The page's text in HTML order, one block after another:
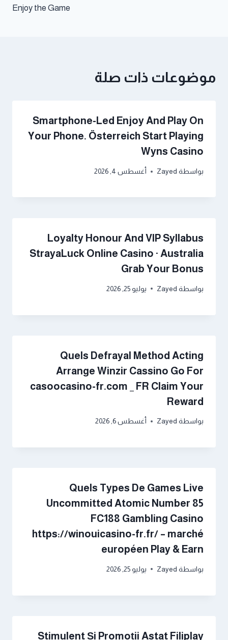
Enjoy the Game
موضوعات ذات صلة
Smartphone-Led Enjoy And Play On
Your Phone. Österreich Start Playing
Wyns Casino
بواسطة Zayed أغسطس 4, 2026
Loyalty Honour And VIP Syllabus
StrayaLuck Online Casino · Australia
Grab Your Bonus
بواسطة Zayed يوليو 25, 2026
Quels Defrayal Method Acting
Arrange Winzir Cassino Go For
casoocasino-fr.com _ FR Claim Your
Reward
بواسطة Zayed أغسطس 6, 2026
Quels Types De Games Live
Uncommitted Atomic Number 85
FC188 Gambling Casino
https://winouicasino-fr.fr/ – marché
européen Play & Earn
بواسطة Zayed يوليو 25, 2026
Stimulent Și Promoții Astat Filiplay